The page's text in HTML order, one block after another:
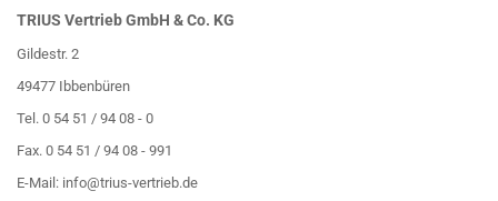
TRIUS Vertrieb GmbH & Co. KG
Gildestr. 2
49477 Ibbenbüren
Tel. 0 54 51 / 94 08 - 0
Fax. 0 54 51 / 94 08 - 991
E-Mail: info@trius-vertrieb.de